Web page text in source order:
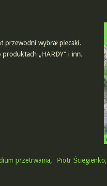
przewodni wybrał plecaki.
produktach „HARDY” i inn.
przetrwania, Piotr Ściegienko,